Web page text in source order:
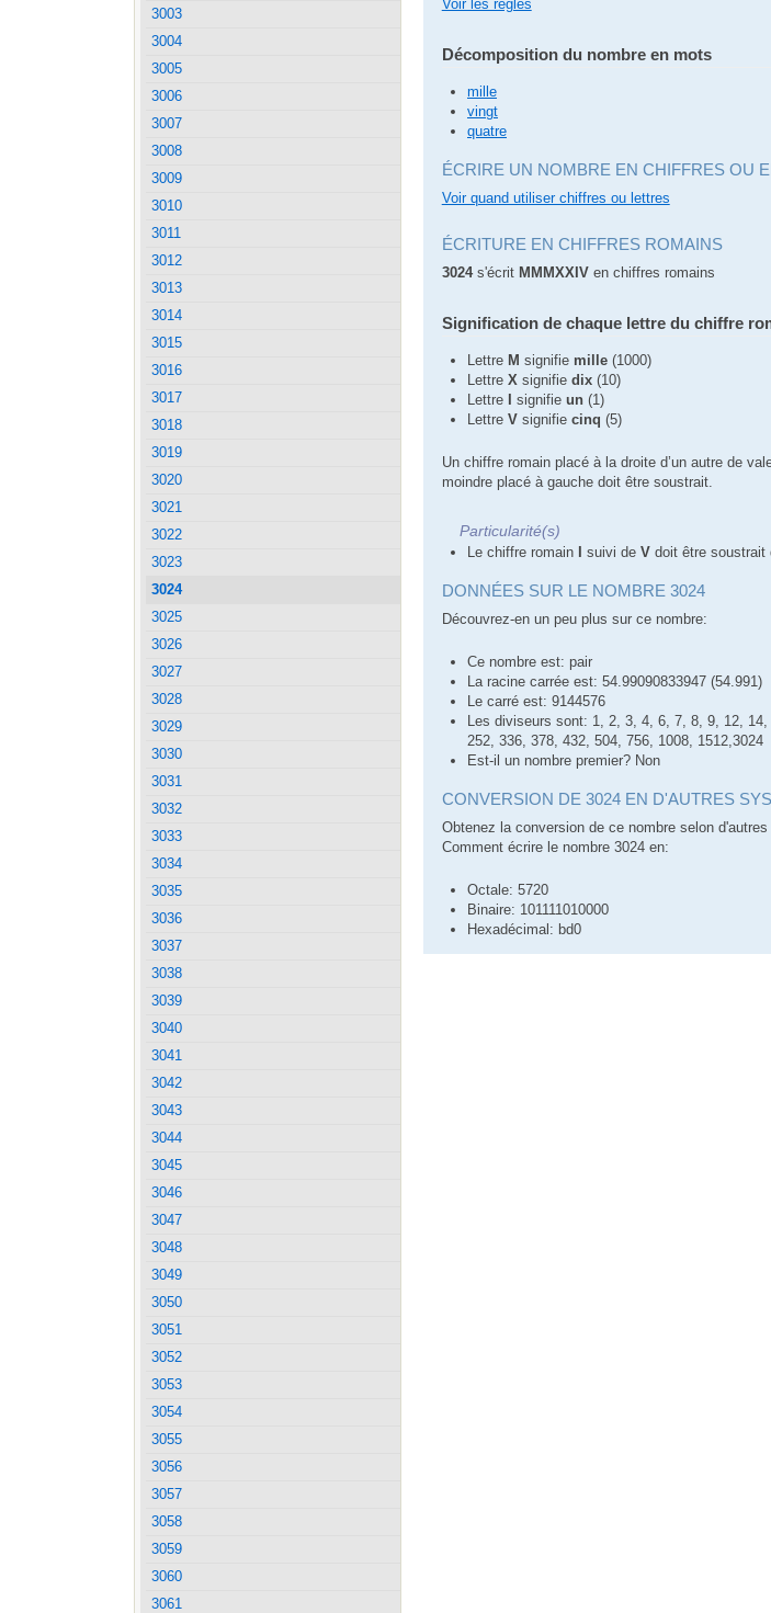
Voir les règles
Décomposition du nombre en mots
mille
vingt
quatre
ÉCRIRE UN NOMBRE EN CHIFFRES OU
Voir quand utiliser chiffres ou lettres
ÉCRITURE EN CHIFFRES ROMAINS
3024s'écrit MMMXXIVen chiffres romains
Signification de chaque lettre du chiffre
Lettre M signifie mille (1000)
Lettre X signifie dix (10)
Lettre
signifie un (1)
Lettre V signifie cinq (5)
Un chiffre romain placé à la droite d’un autre de
moindre placé à gauche doit être soustrait.
Particularité(s)
Le chiffre romain I suivi de V doit être soustrait
DONNÉES SUR LE NOMBRE 3024
Découvrez-en un peu plus sur ce nombre:
Ce nombre est: pair
La racine carrée est: 54.99090833947 (54.991)
Le carré est: 9144576
Les diviseurs sont: 1, 2, 3, 4, 6, 7, 8, 9, 12,
252, 336, 378, 432, 504, 756, 1008, 1512,3024
Est-il un nombre premier? Non
CONVERSION DE 3024 EN D'AUTRES
Obtenez la conversion de ce nombre selon
Comment écrire le nombre 3024 en:
Octale: 5720
Binaire: 101111010000
Hexadécimal: bd0
3003
3004
3005
3006
3007
3008
3009
3010
3011
3012
3013
3014
3015
3016
3017
3018
3019
3020
3021
3022
3023
3024
3025
3026
3027
3028
3029
3030
3031
3032
3033
3034
3035
3036
3037
3038
3039
3040
3041
3042
3043
3044
3045
3046
3047
3048
3049
3050
3051
3052
3053
3054
3055
3056
3057
3058
3059
3060
3061